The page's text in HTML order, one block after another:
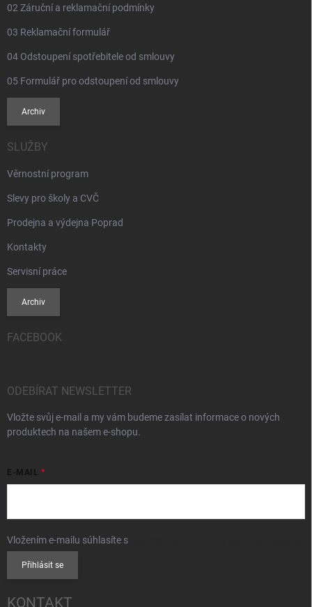
02 Záruční a reklamační podmínky
03 Reklamační formulář
04 Odstoupení spotřebitele od smlouvy
05 Formulář pro odstoupení od smlouvy
Archiv
SLUŽBY
Věrnostní program
Slevy pro školy a CVČ
Prodejna a výdejna Poprad
Kontakty
Servisní práce
Archiv
FACEBOOK
ODEBÍRAT NEWSLETTER
Vložte svůj e-mail a my vám budeme zasílat informace o nových
produktech na našem e-shopu.
E-MAIL
Vložením e-mailu súhlasíte s
Přihlásit se
KONTAKT